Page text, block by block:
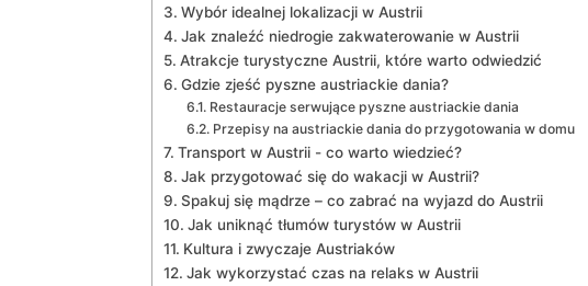
Wybór‍ idealnej‌ lokalizacji⁢ w ‌Austrii
Jak znaleźć‍ niedrogie⁢ zakwaterowanie ‌w‍ Austrii
Atrakcje turystyczne Austrii,⁣ które warto odwiedzić
Gdzie zjeść pyszne austriackie dania?
Restauracje ‍serwujące pyszne austriackie dania
Przepisy na austriackie dania do ‌przygotowania ‌w ​domu
Transport w⁤ Austrii -​ co ‍warto wiedzieć?
Jak przygotować ‌się do ⁣wakacji ⁤w Austrii?
Spakuj się​ mądrze‌ – co zabrać na wyjazd​ do ​Austrii
Jak uniknąć tłumów ‌turystów w Austrii
Kultura ⁢i zwyczaje Austriaków
Jak wykorzystać czas ​na relaks w Austrii